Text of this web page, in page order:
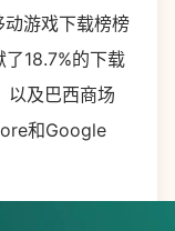
游戏下载榜榜
18.7%的下载
以及巴西商场
和Google